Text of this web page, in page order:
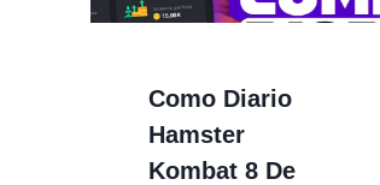
Como Diario
Hamster
Kombat 8 De